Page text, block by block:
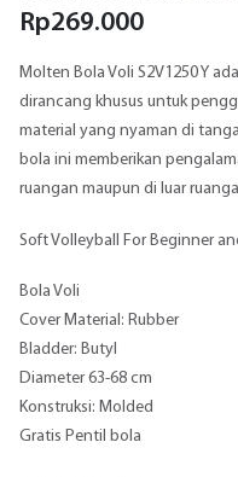
Rp269.000
Molten Bola Voli S2V1250 Y
dirancang khusus untuk
material yang nyaman di
bola ini memberikan
ruangan maupun di luar
Soft Volleyball For Beginner
Bola Voli
Cover Material: Rubber
Bladder: Butyl
Diameter 63-68 cm
Konstruksi: Molded
Gratis Pentil bola